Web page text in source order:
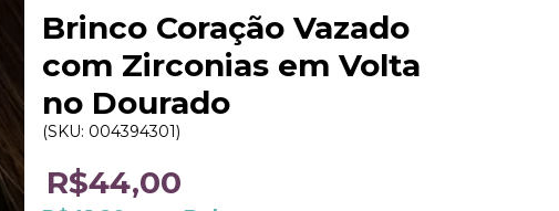
Brinco Coração Vazado
com Zirconias em Volta
no Dourado
(SKU: 004394301)
R$44,00